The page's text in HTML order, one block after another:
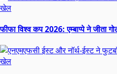
खेल
फीफा विश्व कप 2026: एम्बाप्पे ने जीता
खेल